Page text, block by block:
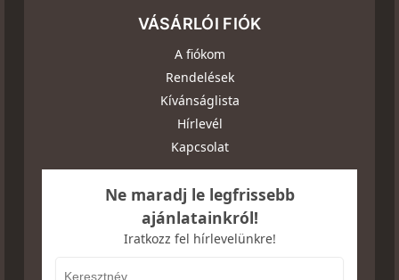
VÁSÁRLÓI FIÓK
A fiókom
Rendelések
Kívánságlista
Hírlevél
Kapcsolat
Ne maradj le legfrissebb
ajánlatainkról!
Iratkozz fel hírlevelünkre!